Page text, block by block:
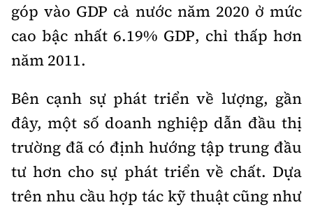
Tổng biên tập:Nguyễn Thị Hồng Nga
Phó Tổng biên tập:
Nguyễn Đức Thắng, La Đức Hùng
Hotline:
0901 514 799
Quảng cáo và Phát hành:
0915 057 282
Email:
bandoc@baoxaydung.vn
Cấm sao chép dưới mọi hình thức nếu không có sự
chấp thuận bằng văn bản.
góp vào GDP cả nước năm 2020 ở mức
cao bậc nhất 6.19% GDP, chỉ thấp hơn
năm 2011.
Bên cạnh sự phát triển về lượng, gần
đây, một số doanh nghiệp dẫn đầu thị
trường đã có định hướng tập trung đầu
tư hơn cho sự phát triển về chất. Dựa
trên nhu cầu hợp tác kỹ thuật cũng như